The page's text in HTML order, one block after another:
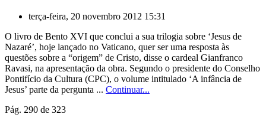
terça-feira, 20 novembro 2012 15:31
O livro de Bento XVI que conclui a sua trilogia sobre ‘Jesus de
Nazaré’, hoje lançado no Vaticano, quer ser uma resposta às
questões sobre a “origem” de Cristo, disse o cardeal Gianfranco
Ravasi, na apresentação da obra. Segundo o presidente do Conselho
Pontifício da Cultura (CPC), o volume intitulado ‘A infância de
Jesus’ parte da pergunta ... Continuar...
Pág. 290 de 323